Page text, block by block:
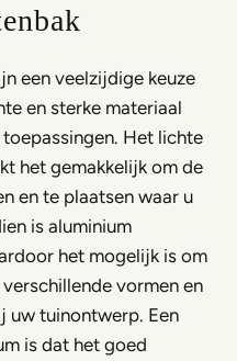
een veelzijdige keuze
en sterke materiaal
Het lichte
het gemakkelijk om de
en te plaatsen waar u
is aluminium
het mogelijk is om
vormen en
uw tuinontwerp. Een
is dat het goed